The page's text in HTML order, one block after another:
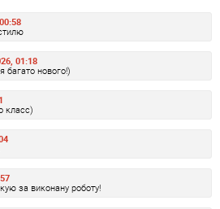
01:18
багато нового!)
класс)
за виконану роботу!